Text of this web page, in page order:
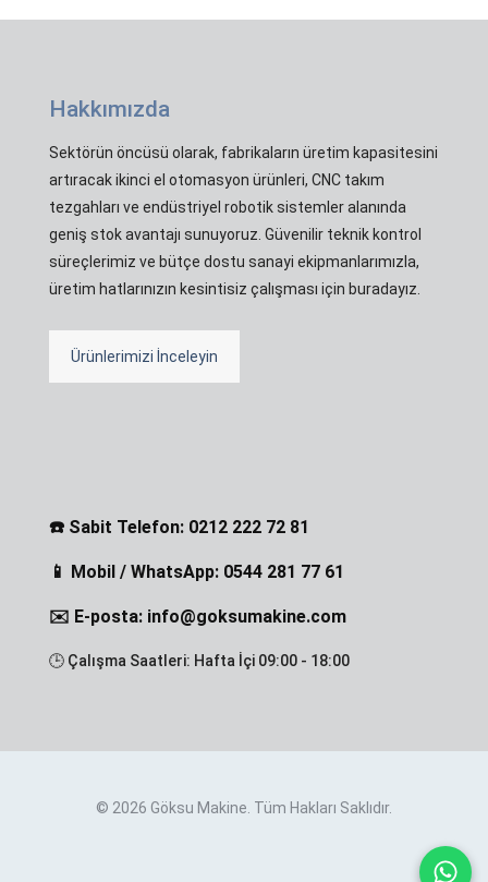
Hakkımızda
Sektörün öncüsü olarak, fabrikaların üretim kapasitesini
artıracak ikinci el otomasyon ürünleri, CNC takım
tezgahları ve endüstriyel robotik sistemler alanında
geniş stok avantajı sunuyoruz. Güvenilir teknik kontrol
süreçlerimiz ve bütçe dostu sanayi ekipmanlarımızla,
üretim hatlarınızın kesintisiz çalışması için buradayız.
Ürünlerimizi İnceleyin
☎️ Sabit Telefon: 0212 222 72 81
📱 Mobil / WhatsApp: 0544 281 77 61
✉️ E-posta: info@goksumakine.com
🕒 Çalışma Saatleri: Hafta İçi 09:00 - 18:00